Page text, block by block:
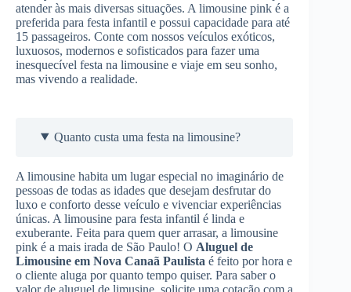
atender às mais diversas situações. A limousine pink é a
preferida para festa infantil e possui capacidade para até
15 passageiros. Conte com nossos veículos exóticos,
luxuosos, modernos e sofisticados para fazer uma
inesquecível festa na limousine e viaje em seu sonho,
mas vivendo a realidade.
Quanto custa uma festa na limousine?
A limousine habita um lugar especial no imaginário de
pessoas de todas as idades que desejam desfrutar do
luxo e conforto desse veículo e vivenciar experiências
únicas. A limousine para festa infantil é linda e
exuberante. Feita para quem quer arrasar, a limousine
pink é a mais irada de São Paulo! O Aluguel de
Limousine em Nova Canaã Paulista é feito por hora e
o cliente aluga por quanto tempo quiser. Para saber o
valor de aluguel de limusine, solicite uma cotação com a